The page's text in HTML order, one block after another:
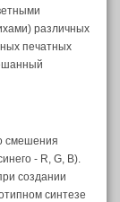
различных
печатных
смешения
- R, G, В).
создании
синтезе